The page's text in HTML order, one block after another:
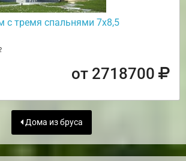
с тремя спальнями 7х8,5
от 2718700
Дома из бруса